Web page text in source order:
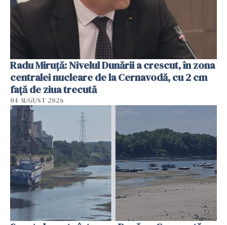
Radu Miruţă: Nivelul Dunării a crescut, în zona
centralei nucleare de la Cernavodă, cu 2 cm
faţă de ziua trecută
04 AUGUST 2026